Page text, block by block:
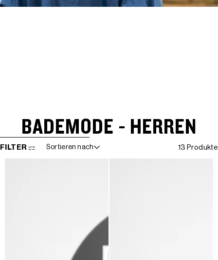
BADEMODE - HERREN
WEITER ZUR ERGEBNISLISTE
FILTER Sortieren nach 13 Produkte